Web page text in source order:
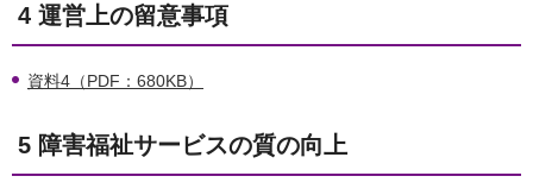
4 運営上の留意事項
資料4（PDF：680KB）
5 障害福祉サービスの質の向上